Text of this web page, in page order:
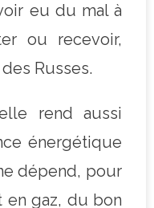
eu du mal à
ou recevoir,
Russes.
rend aussi
énergétique
dépend, pour
en gaz, du bon